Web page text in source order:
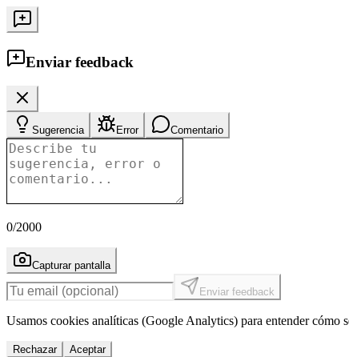
Enviar feedback
Sugerencia Error Comentario
0/2000
Capturar pantalla
Enviar feedback
Usamos cookies analíticas (Google Analytics) para entender cómo
Rechazar Aceptar